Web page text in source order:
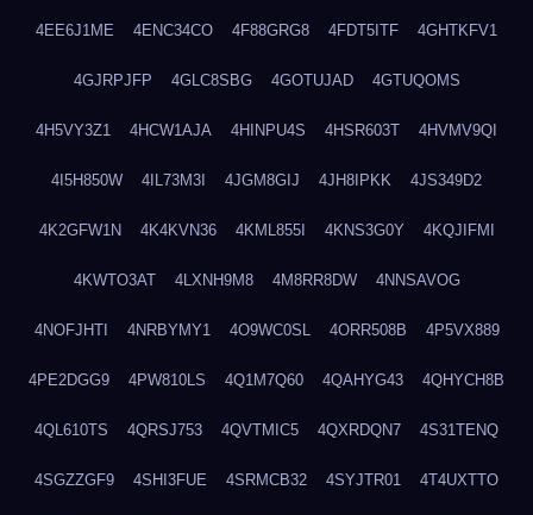
4EE6J1ME 4ENC34CO 4F88GRG8 4FDT5ITF 4GHTKFV1
4GJRPJFP 4GLC8SBG 4GOTUJAD 4GTUQOMS
4H5VY3Z1 4HCW1AJA 4HINPU4S 4HSR603T 4HVMV9QI
4I5H850W 4IL73M3I 4JGM8GIJ 4JH8IPKK 4JS349D2
4K2GFW1N 4K4KVN36 4KML855I 4KNS3G0Y 4KQJIFMI
4KWTO3AT 4LXNH9M8 4M8RR8DW 4NNSAVOG
4NOFJHTI 4NRBYMY1 4O9WC0SL 4ORR508B 4P5VX889
4PE2DGG9 4PW810LS 4Q1M7Q60 4QAHYG43 4QHYCH8B
4QL610TS 4QRSJ753 4QVTMIC5 4QXRDQN7 4S31TENQ
4SGZZGF9 4SHI3FUE 4SRMCB32 4SYJTR01 4T4UXTTO